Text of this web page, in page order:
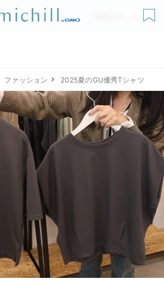
無料ダウンロード
ファッション 2025夏のGU優秀Tシャツ